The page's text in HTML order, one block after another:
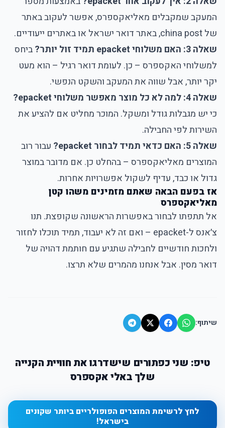
המעקב שמקבלים מאליאקספרס, אפשר לעקוב באתר
של china post, באתר דואר ישראל או באתרים ייעודיים.
שאלה 3: האם משלוחי epacket תמיד זול יותר?
ביחס
למשלוחי האקספרס – כן. לעומת דואר רגיל – הוא מעט
יקר יותר, אבל שווה את המעקב והשקט הנפשי.
שאלה 4: למה לא כל מוצר מאפשר משלוחי epacket?
כי יש מגבלות גודל ומשקל. המוכר מחליט אם להציע את
השירות לפי החבילה.
שאלה 5: האם כדאי תמיד לבחור epacket?
עבור רוב
המוצרים מאליאקספרס – בהחלט כן. אם מדובר במוצר
גדול או כבד, עדיף לשקול אפשרויות אחרות.
אז בפעם הבאה שאתם מזמינים משהו קטן
מאליאקספרס
אל תתפתו לבחור באפשרות הראשונה שקופצת. תנו
צ׳אנס ל-epacket
– ואם זה לא יעבוד, תמיד תוכלו לחזור
ולחכות חודשיים לחבילה שתגיע עם חותמת דהויה של
דואר מסין. אבל אנחנו מהמרים שלא תרצו.
שיתוף:
טיפ: שני כפתורים שישדרגו את חוויית הקנייה
שלך באלי אקספרס
לחץ לרשימת המוצרים הפופולריים ביותר שקונים
בישראל!